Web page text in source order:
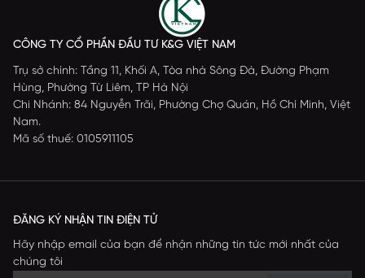
CÔNG TY CỔ PHẦN ĐẦU TƯ K&G VIỆT NAM
Trụ sở chính: Tầng 11, Khối A, Tòa nhà Sông Đà, Đường Phạm
Hùng, Phường Từ Liêm, TP Hà Nội
Chi Nhánh: 84 Nguyễn Trãi, Phường Chợ Quán, Hồ Chí Minh, Việt
Nam.
Mã số thuế: 0105911105
ĐĂNG KÝ NHẬN TIN ĐIỆN TỬ
Hãy nhập email của bạn để nhận những tin tức mới nhất của
chúng tôi